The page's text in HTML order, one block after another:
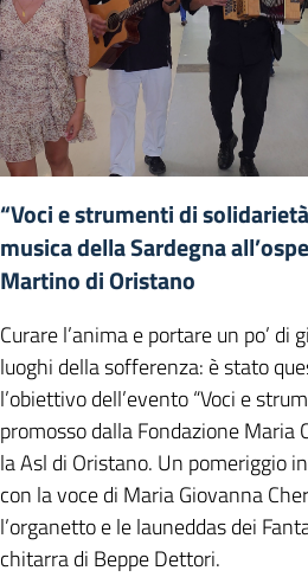
“Voci e strumenti di
musica della Sardegna
Martino di Oristano
Curare l’anima e portare un po’ di
luoghi della sofferenza: è stato
l’obiettivo dell’evento “Voci e
promosso dalla Fondazione Maria
la Asl di Oristano. Un pomeriggio
con la voce di Maria Giovanna
l’organetto e le launeddas dei
chitarra di Beppe Dettori.